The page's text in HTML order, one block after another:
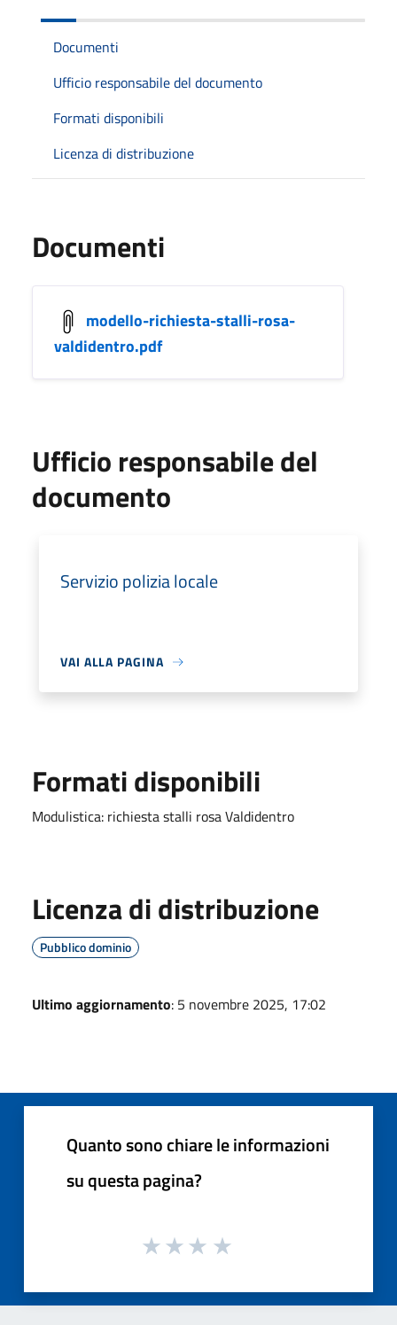
Documenti
Ufficio responsabile del documento
Formati disponibili
Licenza di distribuzione
Documenti
modello-richiesta-stalli-rosa-
valdidentro.pdf
Ufficio responsabile del
documento
Servizio polizia locale
VAI ALLA PAGINA
Formati disponibili
Modulistica: richiesta stalli rosa Valdidentro
Licenza di distribuzione
Pubblico dominio
Ultimo aggiornamento: 5 novembre 2025, 17:02
Quanto sono chiare le informazioni
su questa pagina?